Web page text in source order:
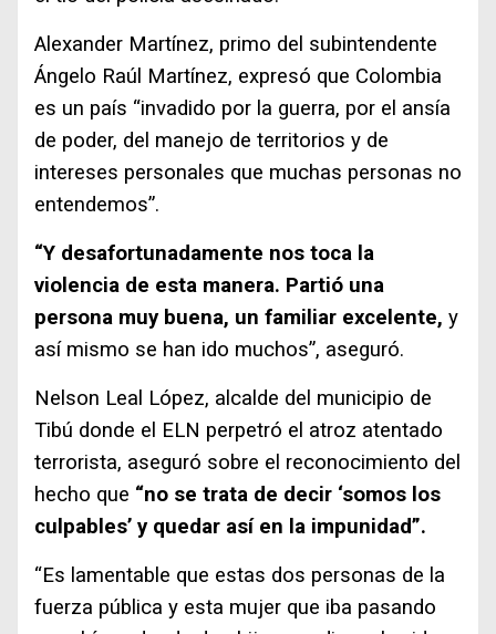
Alexander Martínez, primo del subintendente
Ángelo Raúl Martínez, expresó que Colombia
es un país “invadido por la guerra, por el ansía
de poder, del manejo de territorios y de
intereses personales que muchas personas no
entendemos”.
“Y desafortunadamente nos toca la
violencia de esta manera. Partió una
persona muy buena, un familiar excelente, y
así mismo se han ido muchos”, aseguró.
Nelson Leal López, alcalde del municipio de
Tibú donde el ELN perpetró el atroz atentado
terrorista, aseguró sobre el reconocimiento del
hecho que “no se trata de decir ‘somos los
culpables’ y quedar así en la impunidad”.
“Es lamentable que estas dos personas de la
fuerza pública y esta mujer que iba pasando